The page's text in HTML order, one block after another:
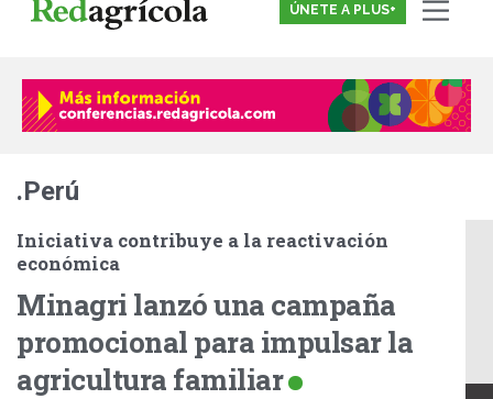
ÚNETE A PLUS+
.Perú
Iniciativa contribuye a la reactivación
económica
Minagri lanzó una campaña
promocional para impulsar la
agricultura familiar